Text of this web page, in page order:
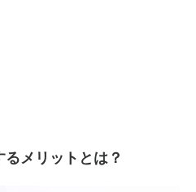
メリットとは？